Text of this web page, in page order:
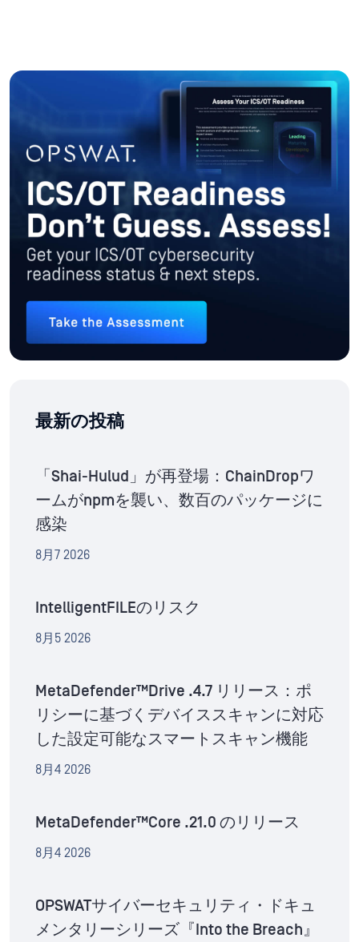
最新の投稿
「Shai-Hulud」が再登場：ChainDropワ
ームがnpmを襲い、数百のパッケージに
感染
8月7 2026
IntelligentFILEのリスク
8月5 2026
MetaDefender™Drive .4.7 リリース：ポ
リシーに基づくデバイススキャンに対応
した設定可能なスマートスキャン機能
8月4 2026
MetaDefender™Core .21.0 のリリース
8月4 2026
OPSWATサイバーセキュリティ・ドキュ
メンタリーシリーズ『Into the Breach』